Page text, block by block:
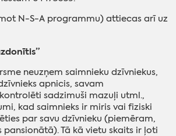
N-S-A programmu) attiecas arī uz
neuzņem saimnieku dzīvniekus,
apnicis, savam
sadzimuši mazuļi utml.,
kad saimnieks ir miris vai fiziski
par savu dzīvnieku (piemēram,
pansionātā). Tā kā vietu skaits ir ļoti